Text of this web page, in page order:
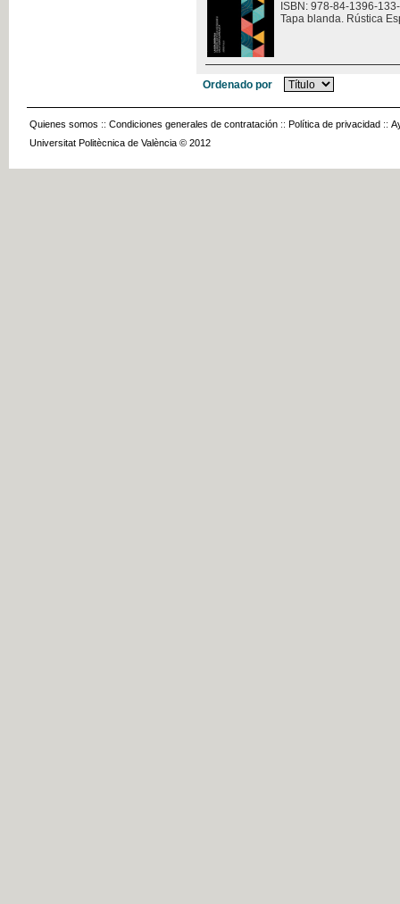
ISBN: 978-84-1396-
Tapa blanda. Rústica
Ordenado por
Quienes somos :: Condiciones generales de contratación :: Política de privacidad ::
Universitat Politècnica de València © 2012